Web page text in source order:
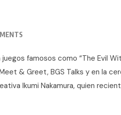
famosos como “The Evil
& Greet, BGS Talks y en la
Ikumi Nakamura, quien